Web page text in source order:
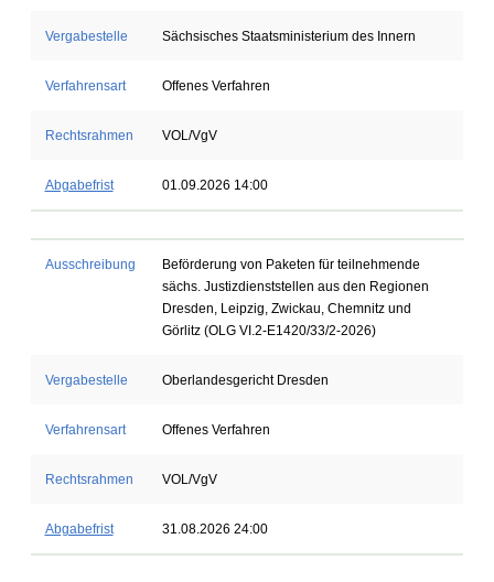
Vergabestelle Sächsisches Staatsministerium des Innern
Verfahrensart Offenes Verfahren
Rechtsrahmen VOL/VgV
Abgabefrist 01.09.2026 14:00
Ausschreibung
Beförderung von Paketen für teilnehmende
sächs. Justizdienststellen aus den Regionen
Dresden, Leipzig, Zwickau, Chemnitz und
Görlitz (OLG VI.2-E1420/33/2-2026)
Vergabestelle Oberlandesgericht Dresden
Verfahrensart Offenes Verfahren
Rechtsrahmen VOL/VgV
Abgabefrist 31.08.2026 24:00